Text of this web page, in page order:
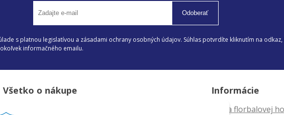
Odoberať
s platnou legislatívou a zásadami ochrany osobných údajov. Súhlas potvrdíte kliknutím na
informačného emailu.
Všetko o nákupe Informácie
Dĺžka florbalovej